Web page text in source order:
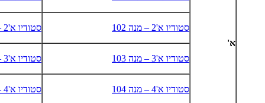
א'
סטודיו א'2 – מנה 102 סטודיו א'2 – מנה 102
סטודיו א'3 – מנה 103 סטודיו א'3 – מנה 103
סטודיו א'4 – מנה 104 סטודיו א'4 – מנה 104